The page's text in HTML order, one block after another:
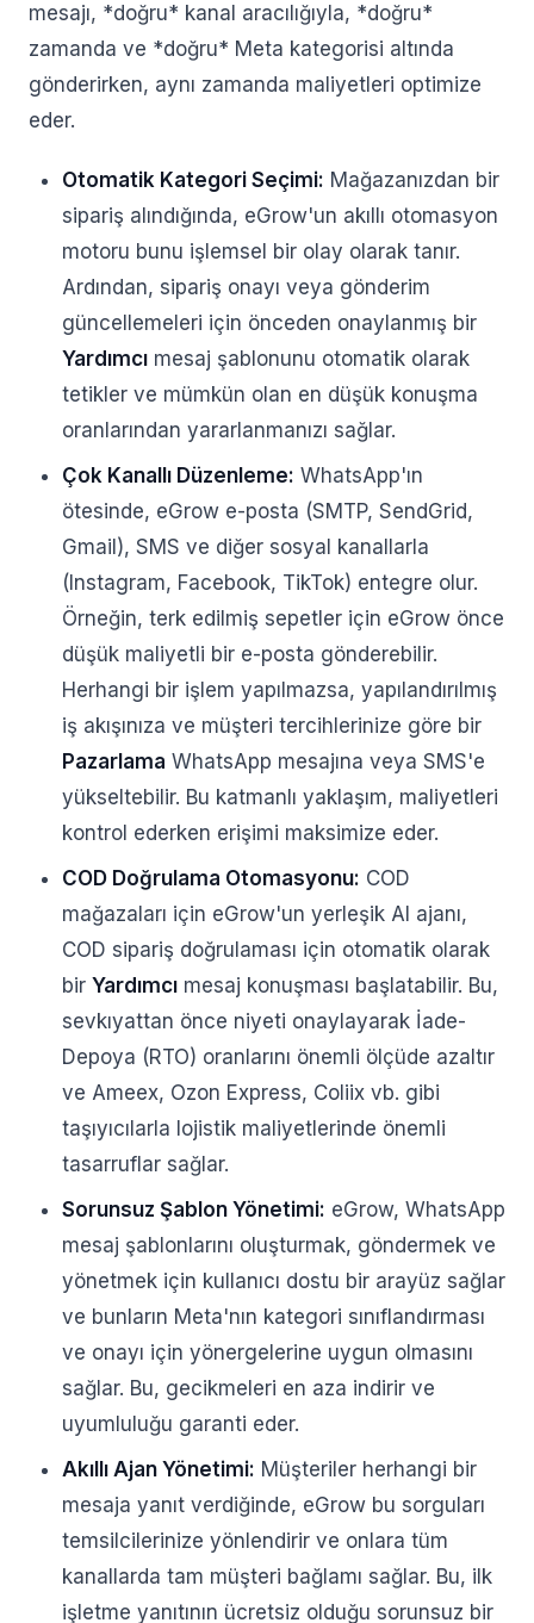
mesajı, *doğru* kanal aracılığıyla, *doğru*
zamanda ve *doğru* Meta kategorisi altında
gönderirken, aynı zamanda maliyetleri optimize
eder.
Otomatik Kategori Seçimi: Mağazanızdan bir
sipariş alındığında, eGrow'un akıllı otomasyon
motoru bunu işlemsel bir olay olarak tanır.
Ardından, sipariş onayı veya gönderim
güncellemeleri için önceden onaylanmış bir
Yardımcı mesaj şablonunu otomatik olarak
tetikler ve mümkün olan en düşük konuşma
oranlarından yararlanmanızı sağlar.
Çok Kanallı Düzenleme: WhatsApp'ın
ötesinde, eGrow e-posta (SMTP, SendGrid,
Gmail), SMS ve diğer sosyal kanallarla
(Instagram, Facebook, TikTok) entegre olur.
Örneğin, terk edilmiş sepetler için eGrow önce
düşük maliyetli bir e-posta gönderebilir.
Herhangi bir işlem yapılmazsa, yapılandırılmış
iş akışınıza ve müşteri tercihlerinize göre bir
Pazarlama WhatsApp mesajına veya SMS'e
yükseltebilir. Bu katmanlı yaklaşım, maliyetleri
kontrol ederken erişimi maksimize eder.
COD Doğrulama Otomasyonu: COD
mağazaları için eGrow'un yerleşik AI ajanı,
COD sipariş doğrulaması için otomatik olarak
bir Yardımcı mesaj konuşması başlatabilir. Bu,
sevkıyattan önce niyeti onaylayarak İade-
Depoya (RTO) oranlarını önemli ölçüde azaltır
ve Ameex, Ozon Express, Coliix vb. gibi
taşıyıcılarla lojistik maliyetlerinde önemli
tasarruflar sağlar.
Sorunsuz Şablon Yönetimi: eGrow, WhatsApp
mesaj şablonlarını oluşturmak, göndermek ve
yönetmek için kullanıcı dostu bir arayüz sağlar
ve bunların Meta'nın kategori sınıflandırması
ve onayı için yönergelerine uygun olmasını
sağlar. Bu, gecikmeleri en aza indirir ve
uyumluluğu garanti eder.
Akıllı Ajan Yönetimi: Müşteriler herhangi bir
mesaja yanıt verdiğinde, eGrow bu sorguları
temsilcilerinize yönlendirir ve onlara tüm
kanallarda tam müşteri bağlamı sağlar. Bu, ilk
işletme yanıtının ücretsiz olduğu sorunsuz bir